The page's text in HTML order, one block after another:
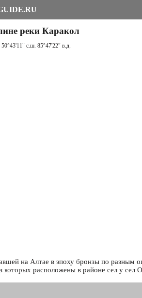
реки Каракол
50°43'11" с.ш. 85°47'22" в.д.
на Алтае в эпоху бронзы по
которых расположены в районе сел у сел